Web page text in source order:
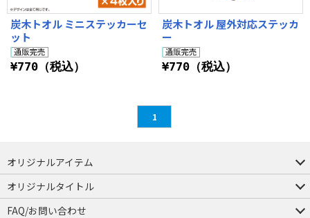
炭木トオル ミニステッカーセ
ット
¥770（税込）
炭木トオル 屋外対応ステッカ
ー
¥770（税込）
1
オリジナルアイテム
つままれ
つかまれ
ピョコッテ
オリジナルタイトル
アイテムヤ
ミスカトニック大學購買部
FAQ/お問い合わせ